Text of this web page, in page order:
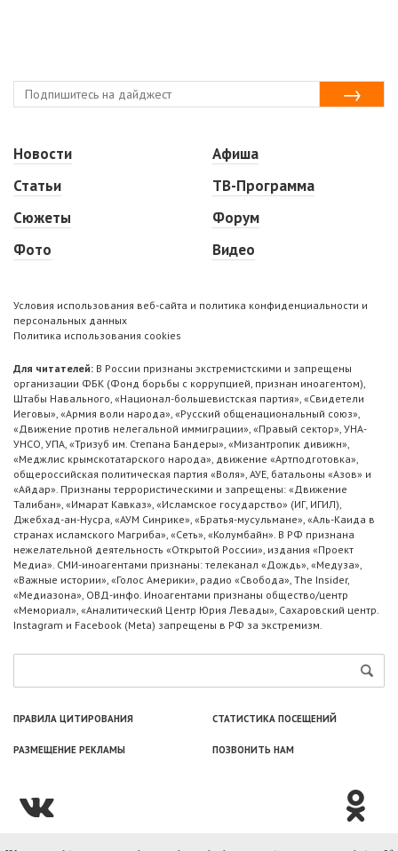
Новости
Статьи
Сюжеты
Фото
Афиша
ТВ-Программа
Форум
Видео
Условия использования веб-сайта и политика конфиденциальности и
персональных данных
Политика использования cookies
Для читателей: В России признаны экстремистскими и запрещены
организации ФБК (Фонд борьбы с коррупцией, признан иноагентом),
Штабы Навального, «Национал-большевистская партия», «Свидетели
Иеговы», «Армия воли народа», «Русский общенациональный союз»,
«Движение против нелегальной иммиграции», «Правый сектор», УНА-
УНСО, УПА, «Тризуб им. Степана Бандеры», «Мизантропик дивижн»,
«Меджлис крымскотатарского народа», движение «Артподготовка»,
общероссийская политическая партия «Воля», АУЕ, батальоны «Азов» и
«Айдар». Признаны террористическими и запрещены: «Движение
Талибан», «Имарат Кавказ», «Исламское государство» (ИГ, ИГИЛ),
Джебхад-ан-Нусра, «АУМ Синрике», «Братья-мусульмане», «Аль-Каида в
странах исламского Магриба», «Сеть», «Колумбайн». В РФ признана
нежелательной деятельность «Открытой России», издания «Проект
Медиа». СМИ-иноагентами признаны: телеканал «Дождь», «Медуза»,
«Важные истории», «Голос Америки», радио «Свобода», The Insider,
«Медиазона», ОВД-инфо. Иноагентами признаны общество/центр
«Мемориал», «Аналитический Центр Юрия Левады», Сахаровский центр.
Instagram и Facebook (Metа) запрещены в РФ за экстремизм.
ПРАВИЛА ЦИТИРОВАНИЯ СТАТИСТИКА ПОСЕЩЕНИЙ
РАЗМЕЩЕНИЕ РЕКЛАМЫ ПОЗВОНИТЬ НАМ